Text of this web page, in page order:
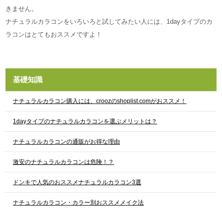
きません。
ナチュラルカラコンをいろいろと試してみたい人には、1dayタイプのカ
ラコンはとてもおススメですよ！
基礎知識
ナチュラルカラコン購入には、croozのshoplist.comがおススメ！
1dayタイプのナチュラルカラコンを選ぶメリットは？
ナチュラルカラコンの通販がお得な理由
激安のナチュラルカラコンは危険！？
ドンキで人気のおススメナチュラルカラコン3選
ナチュラルカラコン・カラー別おススメメイク法